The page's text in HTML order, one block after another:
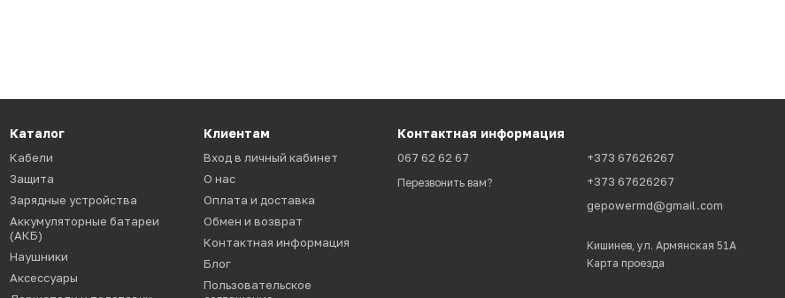
Каталог
Кабели
Защита
Зарядные устройства
Аккумуляторные батареи
(АКБ)
Наушники
Аксессуары
Клиентам
Вход в личный кабинет
О нас
Оплата и доставка
Обмен и возврат
Контактная информация
Блог
Пользовательское
Контактная информация
067 62 62 67
Перезвонить вам?
+373 67626267
+373 67626267
gepowermd@gmail.com
Кишинев, ул. Армянская 51А
Карта проезда